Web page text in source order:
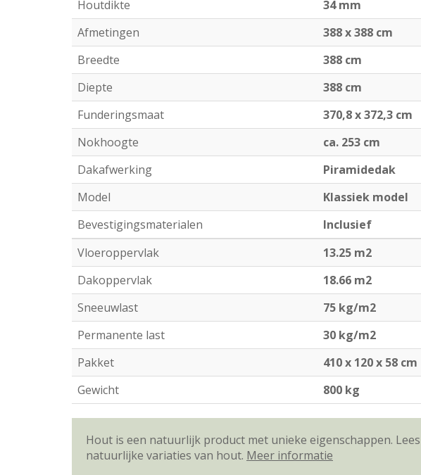
Houtdikte
34 mm
Afmetingen
388 x 388 cm
Breedte
388 cm
Diepte
388 cm
Funderingsmaat
370,8 x 372,3 cm
Nokhoogte
ca. 253 cm
Dakafwerking
Piramidedak
Model
Klassiek model
Bevestigingsmaterialen
Inclusief
Vloeroppervlak
13.25 m2
Dakoppervlak
18.66 m2
Sneeuwlast
75 kg/m2
Permanente last
30 kg/m2
Pakket
410 x 120 x 58 cm
Gewicht
800 kg
Hout is een natuurlijk product met unieke eigenschappen.
natuurlijke variaties van hout. Meer informatie